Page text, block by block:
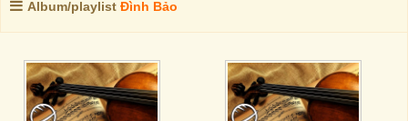
Album/playlist Đình Bảo